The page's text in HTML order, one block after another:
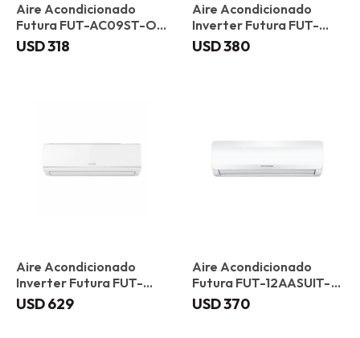
Aire Acondicionado
Futura FUT-AC09ST-ON
9000 BTU
USD318
Aire Acondicionado
Inverter Futura FUT-
AC09ST-INV 9000 BTU
USD380
Aire Acondicionado
Inverter Futura FUT-
AC18ST-INV 18000 BTU
USD629
Aire Acondicionado
Futura FUT-12AASUIT-
ON 12000 BTU
USD370